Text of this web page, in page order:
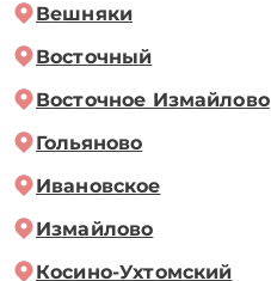
Вешняки
Восточный
Восточное Измайлово
Гольяново
Ивановское
Измайлово
Косино-Ухтомский